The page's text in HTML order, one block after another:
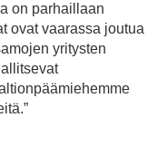
on parhaillaan
ovat vaarassa joutua
yritysten